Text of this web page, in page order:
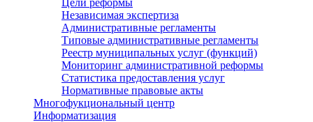
Цели реформы
Независимая экспертиза
Административные регламенты
Типовые административные регламенты
Реестр муниципальных услуг (функций)
Мониторинг административной реформы
Статистика предоставления услуг
Нормативные правовые акты
Многофукциональный центр
Информатизация